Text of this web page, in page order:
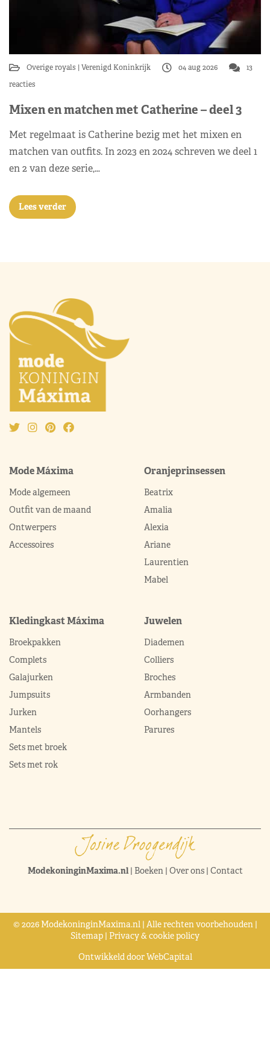
Overige royals Verenigd Koninkrijk 04 aug 2026
13
reacties
Mixen en matchen met Catherine – deel 3
Met regelmaat is Catherine bezig met het mixen en
matchen van outfits. In 2023 en 2024 schreven we deel 1
en 2 van deze serie,…
Lees verder
Mode Máxima
Mode algemeen
Outfit van de maand
Ontwerpers
Accessoires
Oranjeprinsessen
Beatrix
Amalia
Alexia
Ariane
Laurentien
Mabel
Kledingkast Máxima
Broekpakken
Complets
Galajurken
Jumpsuits
Jurken
Mantels
Sets met broek
Sets met rok
Juwelen
Diademen
Colliers
Broches
Armbanden
Oorhangers
Parures
ModekoninginMaxima.nl| Boeken| Over ons| Contact
© 2026 ModekoninginMaxima.nl | Alle rechten voorbehouden |
Sitemap | Privacy & cookie policy
Ontwikkeld doorWebCapital